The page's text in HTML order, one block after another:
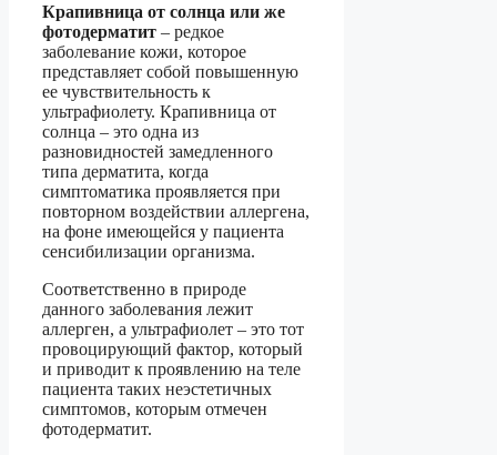
Крапивница от солнца или же
фотодерматит – редкое
заболевание кожи, которое
представляет собой повышенную
ее чувствительность к
ультрафиолету. Крапивница от
солнца – это одна из
разновидностей замедленного
типа дерматита, когда
симптоматика проявляется при
повторном воздействии аллергена,
на фоне имеющейся у пациента
сенсибилизации организма.
Соответственно в природе
данного заболевания лежит
аллерген, а ультрафиолет – это тот
провоцирующий фактор, который
и приводит к проявлению на теле
пациента таких неэстетичных
симптомов, которым отмечен
фотодерматит.